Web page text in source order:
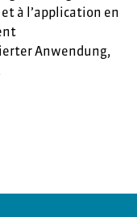
à l’application en
Anwendung,